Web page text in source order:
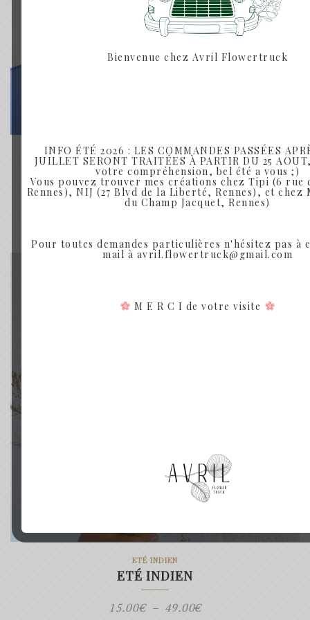
BOUQUET DE FLEURS SÉCHÉES
SOLEIL
15.00 € – 49.00€Plage
prix :
15.00€
49.00€
Rupture de Stock
ETÉ INDIEN
ETÉ INDIEN
15.00€ – 49.00€Plage
Bienvenue chez Avril Flowertruck
INFO ÉTÉ 2026 : LES COMMANDES PASSÉES
JUILLET SERONT TRAITÉES À PARTIR DU 25
votre compréhension, bel été a vous ;)
Vous pouvez trouver mes créations chez Tipi (6 rue
Rennes), NIJ (27 Blvd de la Liberté, Rennes), et chez
du Champ Jacquet, Rennes)
Pour toutes demandes particulières n'hésitez pas à
mail à avril.flowertruck@gmail.com
M E R C I de votre visite